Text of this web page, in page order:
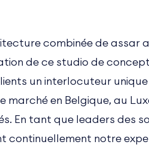
combinée de
de ce studio de
un interlocuteur
marché en Belgique, au
En tant que leaders des
continuellement notre